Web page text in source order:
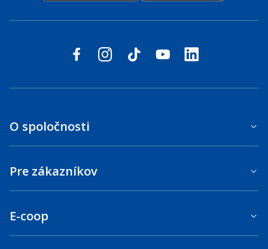
Sledujte nás na sociálnych sieťach
facebookinstagram
tiktok youtubelinkedin
O spoločnosti
Pre zákazníkov
E-coop